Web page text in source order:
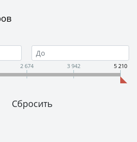
2 674 3 942 5 210